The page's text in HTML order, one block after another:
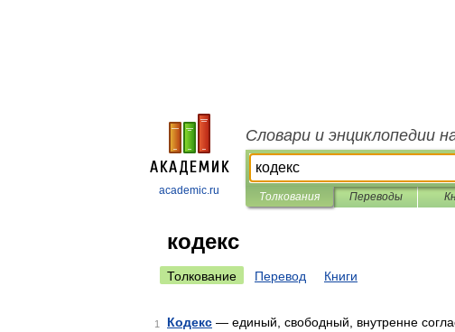
academic.ru
Словари и энциклопедии
Толкования Переводы
кодекс
Толкование Перевод Книги
1 Кодекс — единый, свободный, внутренне